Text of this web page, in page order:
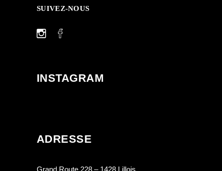
SUIVEZ-NOUS
INSTAGRAM
ADRESSE
Grand Route 228 – 1428 Lillois